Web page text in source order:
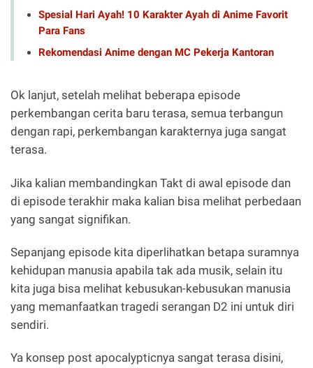
Spesial Hari Ayah! 10 Karakter Ayah di Anime Favorit
Para Fans
Rekomendasi Anime dengan MC Pekerja Kantoran
Ok lanjut, setelah melihat beberapa episode
perkembangan cerita baru terasa, semua terbangun
dengan rapi, perkembangan karakternya juga sangat
terasa.
Jika kalian membandingkan Takt di awal episode dan
di episode terakhir maka kalian bisa melihat perbedaan
yang sangat signifikan.
Sepanjang episode kita diperlihatkan betapa suramnya
kehidupan manusia apabila tak ada musik, selain itu
kita juga bisa melihat kebusukan-kebusukan manusia
yang memanfaatkan tragedi serangan D2 ini untuk diri
sendiri.
Ya konsep post apocalypticnya sangat terasa disini,